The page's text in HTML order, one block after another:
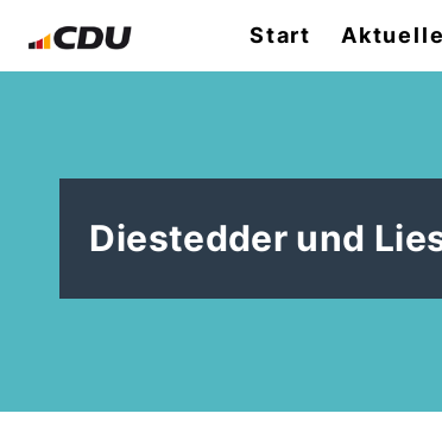
Start
Diestedder und